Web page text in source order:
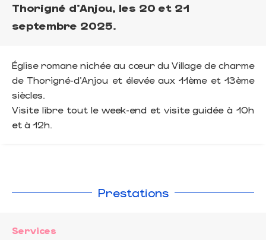
Thorigné d'Anjou, les 20 et 21
septembre 2025.
Église romane nichée au cœur du Village de charme
de Thorigné-d’Anjou et élevée aux 11ème et 13ème
siècles.
Visite libre tout le week-end et visite guidée à 10h
et à 12h.
Prestations
Services